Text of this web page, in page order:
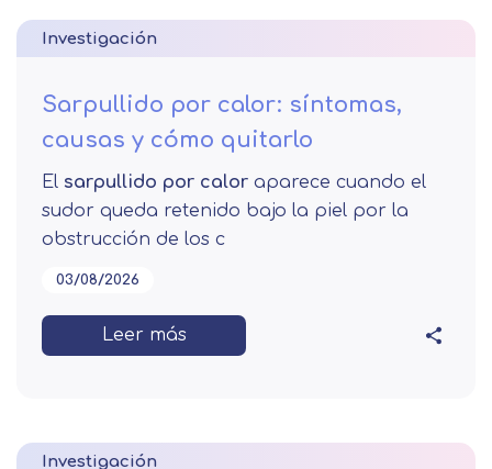
Investigación
Sarpullido por calor: síntomas,
causas y cómo quitarlo
El sarpullido por calor aparece cuando el
sudor queda retenido bajo la piel por la
obstrucción de los c
03/08/2026
Leer más
Investigación